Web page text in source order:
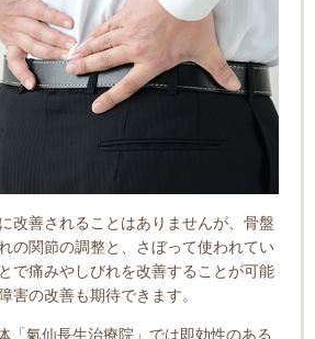
改善されることはありませんが、骨盤
の関節の調整と、さぼって使われてい
で痛みやしびれを改善することが可能
害の改善も期待できます。
「氣仙長生治療院」では即効性のある